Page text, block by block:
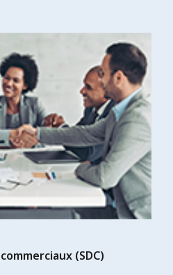
(SDC)